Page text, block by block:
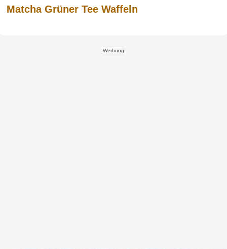
Matcha Grüner Tee Waffeln
Werbung